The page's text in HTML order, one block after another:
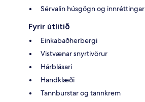
Sérvalin húsgögn og innréttingar
Fyrir útlitið
Einkabaðherbergi
Vistvænar snyrtivörur
Hárblásari
Handklæði
Tannburstar og tannkrem